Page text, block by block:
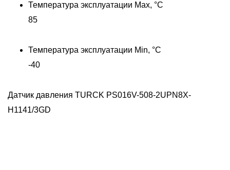
Температура эксплуатации Max, °C
85
Температура эксплуатации Min, °C
-40
Датчик давления TURCK PS016V-508-2UPN8X-
H1141/3GD